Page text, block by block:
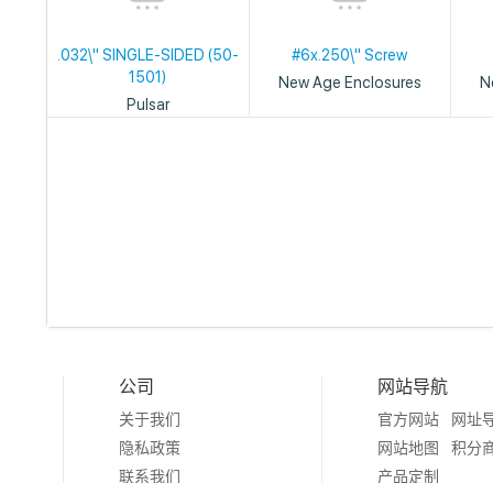
.032\" SINGLE-SIDED (50-
1501)
Pulsar
#6x.250\" Screw
New Age Enclosures
公司
关于我们
隐私政策
联系我们
网站导航
官方网站
网址
网站地图
积分
产品定制